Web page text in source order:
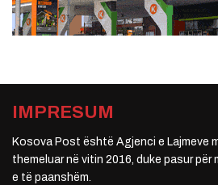
IMPRESUM
Kosova Post është Agjenci e Lajmeve
themeluar në vitin 2016, duke pasur për
e të paanshëm.